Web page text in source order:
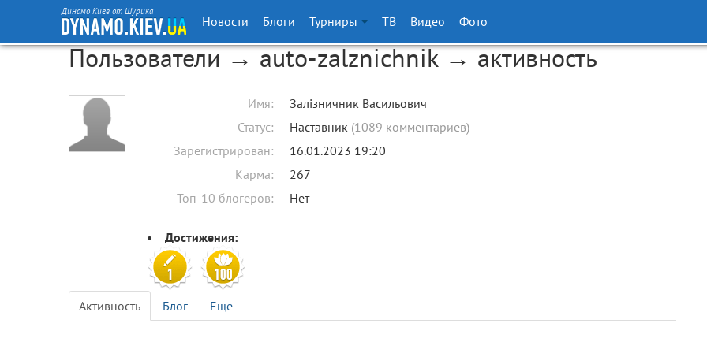
Динамо Киев от Шурика
Новости Блоги Турниры ТВ Видео Фото
Пользователи → auto-zalznichnik → активность
Имя:
Залізничник Васильович
Статус:
Наставник (1089 комментариев)
Зарегистрирован:
16.01.2023 19:20
Карма:
267
Топ-10 блогеров:
Нет
Достижения:
Активность Блог Еще